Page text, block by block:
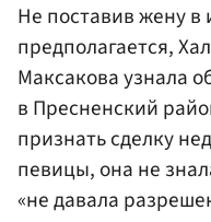
Не поставив жену в
предполагается,
Максакова узнала
в Пресненский
признать сделку
певицы, она не
«не давала